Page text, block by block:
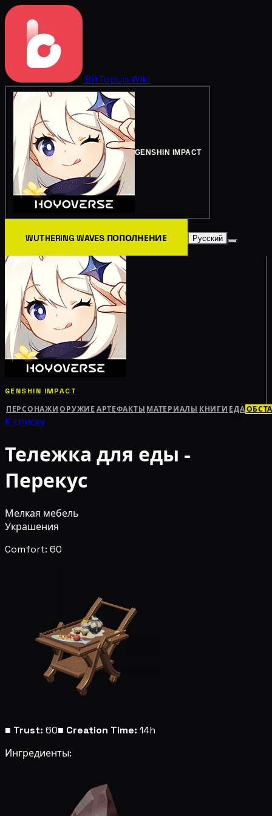
BitTopup Wiki
GENSHIN IMPACT
WUTHERING WAVES ПОПОЛНЕНИЕ Русский
GENSHIN IMPACT
ПЕРСОНАЖИ ОРУЖИЕ АРТЕФАКТЫ МАТЕРИАЛЫ КНИГИ ЕДА
К списку
Тележка для еды -
Перекус
Мелкая мебель
Украшения
Comfort: 60
■ Trust: 60■ Creation Time: 14h
Ингредиенты: